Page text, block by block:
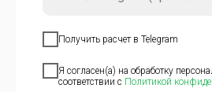
Получить расчет в Telegram
Я согласен(а) на обработку
соответствии с Политикой